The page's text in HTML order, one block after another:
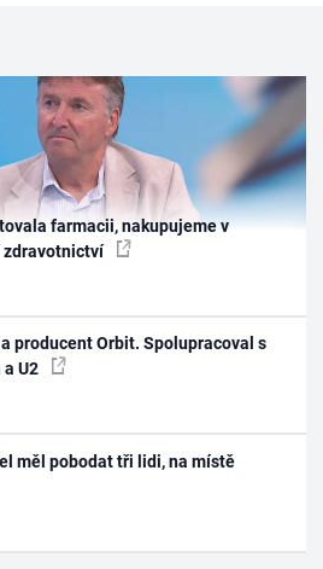
farmacii, nakupujeme v
zdravotnictví
producent Orbit. Spolupracoval s
U2
měl pobodat tři lidi, na místě